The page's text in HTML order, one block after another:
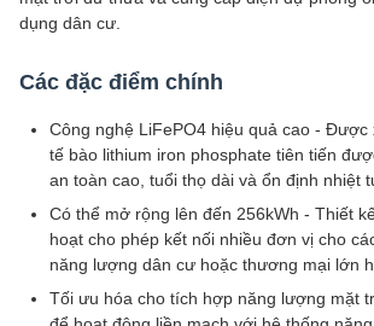
dụng dân cư.
Các đặc điểm chính
Công nghệ LiFePO4 hiệu quả cao - Được
tế bào lithium iron phosphate tiên tiến
an toàn cao, tuổi thọ dài và ổn định nhiệt
Có thể mở rộng lên đến 256kWh - Thiết
hoạt cho phép kết nối nhiều đơn vị cho
năng lượng dân cư hoặc thương mại lớn
Tối ưu hóa cho tích hợp năng lượng mặt